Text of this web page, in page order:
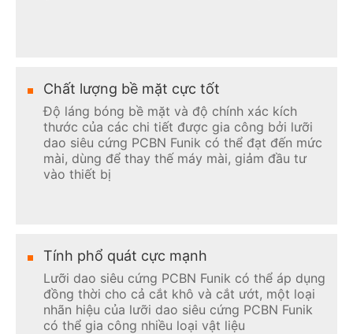
Chất lượng bề mặt cực tốt
Độ láng bóng bề mặt và độ chính xác kích
thước của các chi tiết được gia công bởi lưỡi
dao siêu cứng PCBN Funik có thể đạt đến mức
mài, dùng để thay thế máy mài, giảm đầu tư
vào thiết bị
Tính phổ quát cực mạnh
Lưỡi dao siêu cứng PCBN Funik có thể áp dụng
đồng thời cho cả cắt khô và cắt ướt, một loại
nhãn hiệu của lưỡi dao siêu cứng PCBN Funik
có thể gia công nhiều loại vật liệu